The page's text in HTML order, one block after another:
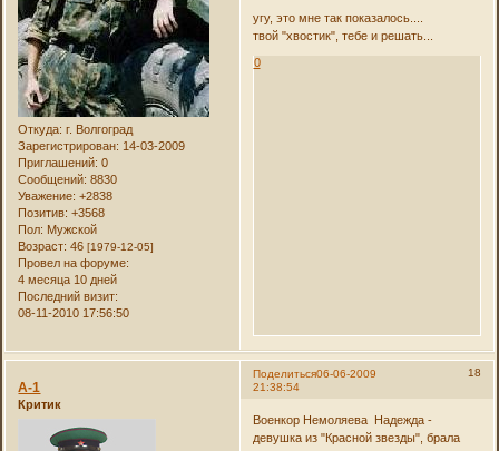
Откуда: г. Волгоград
Зарегистрирован: 14-03-2009
Приглашений: 0
Сообщений: 8830
Уважение: +2838
Позитив: +3568
Пол: Мужской
Возраст: 46[1979-12-05]
Провел на форуме:
4 месяца 10 дней
Последний визит:
08-11-2010 17:56:50
угу, это мне так показалось....
твой "хвостик", тебе и решать...
0
Поделиться 18
06-06-2009
21:38:54
А-1
Критик
Военкор Немоляева Надежда -
девушка из "Красной звезды", брала